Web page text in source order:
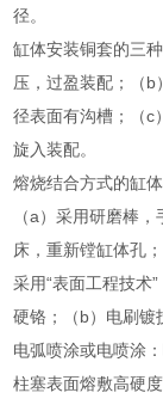
径。
缸体安装铜套的三
压，过盈装配；（b
径表面有沟槽；（c
旋入装配。
熔烧结合方式的缸
（a）采用研磨棒
床，重新镗缸体孔
采用“表面工程技术
硬铬；（b）电刷镀
电弧喷涂或电喷涂
柱塞表面熔敷高硬